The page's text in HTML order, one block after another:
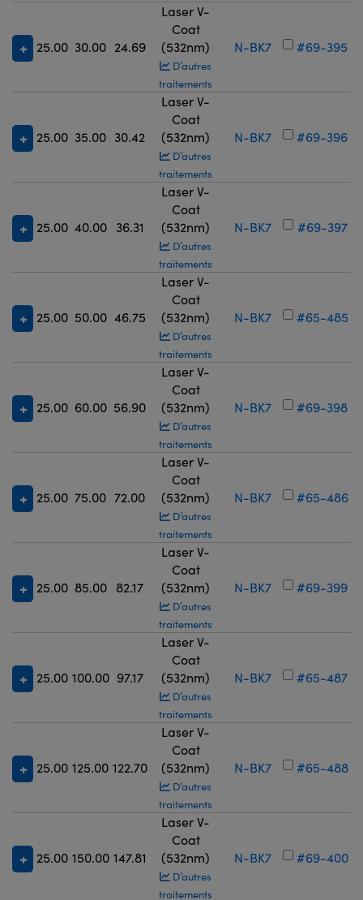
25.00 30.00 24.69
Laser V-
Coat
(532nm)
D’autres
traitements
N-BK7 #69-395
25.00 35.00 30.42
Laser V-
Coat
(532nm)
D’autres
traitements
N-BK7 #69-396
25.00 40.00 36.31
Laser V-
Coat
(532nm)
D’autres
traitements
N-BK7 #69-397
25.00 50.00 46.75
Laser V-
Coat
(532nm)
D’autres
traitements
N-BK7 #65-485
25.00 60.00 56.90
Laser V-
Coat
(532nm)
D’autres
traitements
N-BK7 #69-398
25.00 75.00 72.00
Laser V-
Coat
(532nm)
D’autres
traitements
N-BK7 #65-486
25.00 85.00 82.17
Laser V-
Coat
(532nm)
D’autres
traitements
N-BK7 #69-399
25.00 100.00 97.17
Laser V-
Coat
(532nm)
D’autres
traitements
N-BK7 #65-487
25.00 125.00 122.70
Laser V-
Coat
(532nm)
D’autres
traitements
N-BK7 #65-488
25.00 150.00 147.81
Laser V-
Coat
(532nm)
D’autres
traitements
N-BK7 #69-400